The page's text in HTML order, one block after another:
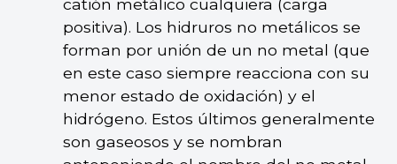
catión metálico cualquiera (carga
positiva). Los hidruros no metálicos se
forman por unión de un no metal (que
en este caso siempre reacciona con su
menor estado de oxidación) y el
hidrógeno. Estos últimos generalmente
son gaseosos y se nombran